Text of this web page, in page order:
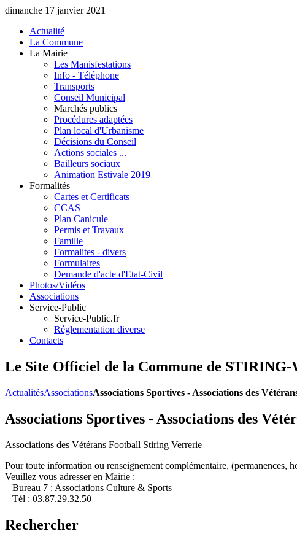
dimanche 17 janvier 2021
Actualité
La Commune
La Mairie
Les Manisfestations
Info - Téléphone
Transports
Conseil Municipal
Marchés publics
Procédures adaptées
Plan local d'Urbanisme
Décisions du Conseil
Actions sociales ...
Bailleurs sociaux
Animation Estivale 2019
Formalités
Cartes et Certificats
CCAS
Plan Canicule
Permis et Travaux
Famille
Formalites - divers
Formulaires
Demande d'acte d'Etat-Civil
Photos/Vidéos
Associations
Service-Public
Service-Public.fr
Réglementation diverse
Contacts
Le Site Officiel de la Commune de
ActualitésAssociationsAssociations Sportives - Associations des
Associations Sportives - Associations des
Associations des Vétérans Football Stiring Verrerie
Pour toute information ou renseignement complémentaire, (permanences,
Veuillez vous adresser en Mairie :
– Bureau 7 : Associations Culture & Sports
– Tél : 03.87.29.32.50
Rechercher